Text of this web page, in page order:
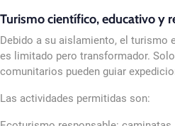
Turismo científico, educativo y
Debido a su aislamiento, el turismo
es limitado pero transformador.
comunitarios pueden guiar
Las actividades permitidas son: